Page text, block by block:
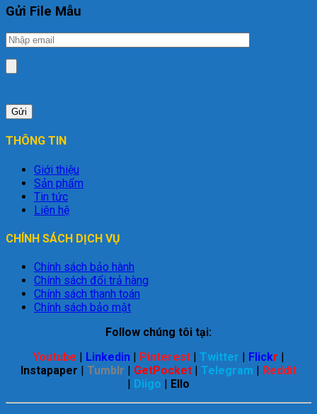
Gửi File Mẫu
THÔNG TIN
Giới thiệu
Sản phẩm
Tin tức
Liên hệ
CHÍNH SÁCH DỊCH VỤ
Chính sách bảo hành
Chính sách đổi trả hàng
Chính sách thanh toán
Chính sách bảo mật
Follow chúng tôi tại:
Youtube
Linkedin Pinterest Twitter Flickr
Instapaper
Tumblr GetPocket Telegram
Reddit
Diigo Ello